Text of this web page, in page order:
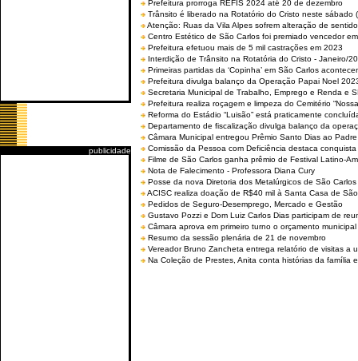
publicidade
Prefeitura prorroga REFIS 2024 até 20 de dezembro
Trânsito é liberado na Rotatório do Cristo neste sábado
Atenção: Ruas da Vila Alpes sofrem alteração de
Centro Estético de São Carlos foi premiado vencedor
Prefeitura efetuou mais de 5 mil castrações em 2023
Interdição de Trânsito na Rotatória do Cristo - Janeiro/
Primeiras partidas da ‘Copinha’ em São Carlos
Prefeitura divulga balanço da Operação Papai Noel
Secretaria Municipal de Trabalho, Emprego e Renda e
Prefeitura realiza roçagem e limpeza do Cemitério
Reforma do Estádio “Luisão” está praticamente
Departamento de fiscalização divulga balanço da
Câmara Municipal entregou Prêmio Santo Dias ao
Comissão da Pessoa com Deficiência destaca
Filme de São Carlos ganha prêmio de Festival Latino-
Nota de Falecimento - Professora Diana Cury
Posse da nova Diretoria dos Metalúrgicos de São
ACISC realiza doação de R$40 mil à Santa Casa de
Pedidos de Seguro-Desemprego, Mercado e Gestão
Gustavo Pozzi e Dom Luiz Carlos Dias participam de
Câmara aprova em primeiro turno o orçamento
Resumo da sessão plenária de 21 de novembro
Vereador Bruno Zancheta entrega relatório de visitas a
Na Coleção de Prestes, Anita conta histórias da família